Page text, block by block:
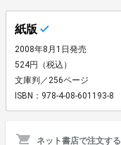
紙版
2008年8月1日発売
524円（税込）
文庫判／256ページ
ISBN：978-4-08-601193-8
ネット書店で注文する